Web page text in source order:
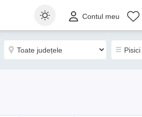
Contul meu
Sortează